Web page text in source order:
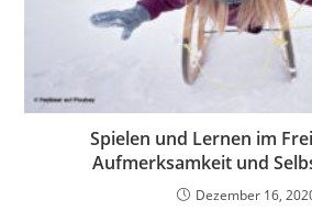
Spielen und Lernen im
Aufmerksamkeit und
Dezember 16,